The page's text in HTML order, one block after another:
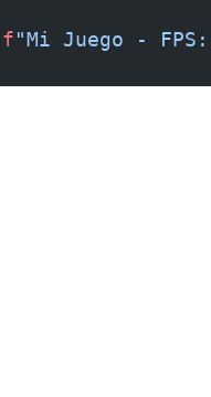
f"Mi Juego - FPS: